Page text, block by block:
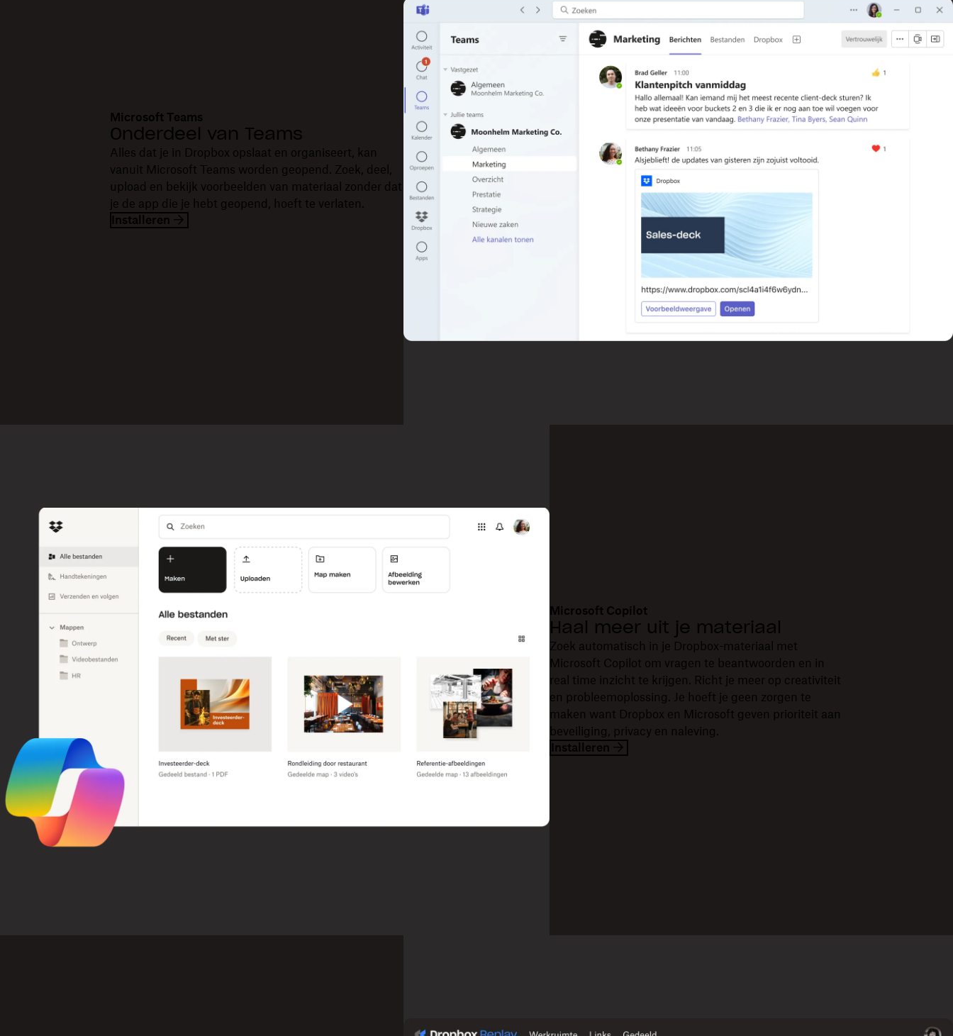
Microsoft Teams
Onderdeel van Teams
Alles dat je in Dropbox opslaat en organiseert, kan
vanuit Microsoft Teams worden geopend. Zoek, deel,
upload en bekijk voorbeelden van materiaal zonder dat
je de app die je hebt geopend, hoeft te verlaten.
Installeren
Microsoft Copilot
Haal meer uit je materiaal
Zoek automatisch in je Dropbox-materiaal met
Microsoft Copilot om vragen te beantwoorden en in
real time inzicht te krijgen. Richt je meer op creativiteit
en probleemoplossing. Je hoeft je geen zorgen te
maken want Dropbox en Microsoft geven prioriteit aan
beveiliging, privacy en naleving.
Installeren